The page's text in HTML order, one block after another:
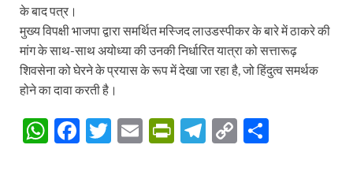
के बाद पत्र।
मुख्य विपक्षी भाजपा द्वारा समर्थित मस्जिद लाउडस्पीकर के बारे में ठाकरे की
मांग के साथ-साथ अयोध्या की उनकी निर्धारित यात्रा को सत्तारूढ़
शिवसेना को घेरने के प्रयास के रूप में देखा जा रहा है, जो हिंदुत्व समर्थक
होने का दावा करती है।
W F
T
E
P
T
C